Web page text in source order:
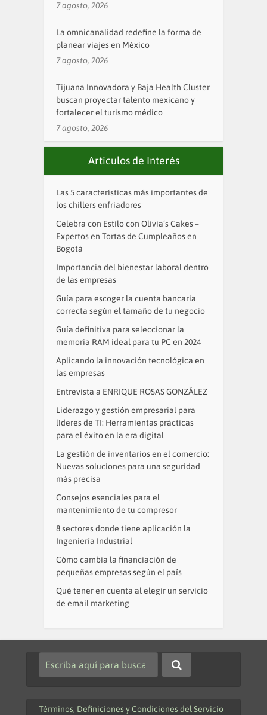
7 agosto, 2026
La omnicanalidad redefine la forma de
planear viajes en México
7 agosto, 2026
Tijuana Innovadora y Baja Health Cluster
buscan proyectar talento mexicano y
fortalecer el turismo médico
7 agosto, 2026
Artículos de Interés
Las 5 características más importantes de
los chillers enfriadores
Celebra con Estilo con Olivia’s Cakes –
Expertos en Tortas de Cumpleaños en
Bogotá
Importancia del bienestar laboral dentro
de las empresas
Guía para escoger la cuenta bancaria
correcta según el tamaño de tu negocio
Guía definitiva para seleccionar la
memoria RAM ideal para tu PC en 2024
Aplicando la innovación tecnológica en
las empresas
Entrevista a ENRIQUE ROSAS GONZÁLEZ
Liderazgo y gestión empresarial para
líderes de TI: Herramientas prácticas
para el éxito en la era digital
La gestión de inventarios en el comercio:
Nuevas soluciones para una seguridad
más precisa
Consejos esenciales para el
mantenimiento de tu compresor
8 sectores donde tiene aplicación la
Ingeniería Industrial
Cómo cambia la financiación de
pequeñas empresas según el país
Qué tener en cuenta al elegir un servicio
de email marketing
Términos, Definiciones y Condiciones del Servicio